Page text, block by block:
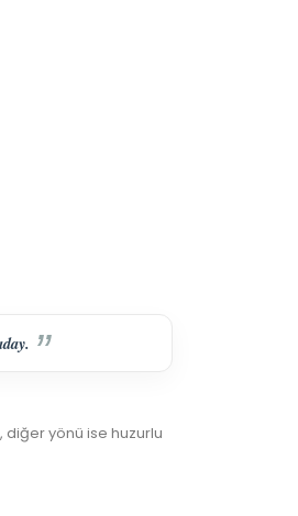
, diğer yönü ise huzurlu